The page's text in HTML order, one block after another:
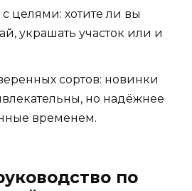
целями: хотите ли вы
украшать участок или и
сортов: новинки
но надёжнее
временем.
по